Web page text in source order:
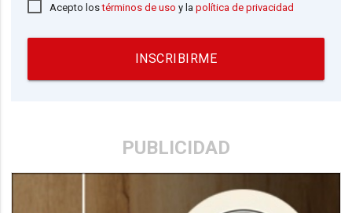
Acepto lostérminos de uso y lapolítica de privacidad
INSCRIBIRME
PUBLICIDAD